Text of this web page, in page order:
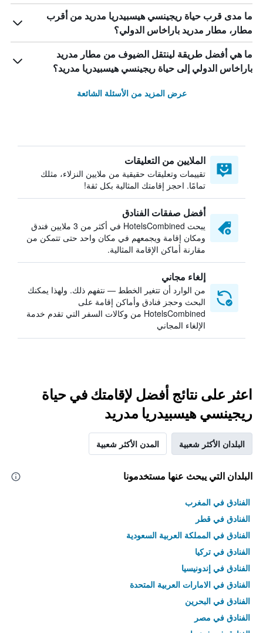
ما مدى قرب حياة ريجينسي هيسبيدريا مدريد من أقرب
مطار، مطار مدريد باراخاس الدولي؟
ما هي أفضل طريقة لينتقل الضيوف من مطار مدريد
باراخاس الدولي إلى حياة ريجينسي هيسبيدريا مدريد؟
عرض المزيد من الأسئلة الشائعة
الملايين من التعليقات
تقييمات وتعليقات حقيقية من ملايين النزلاء، مثلك
تمامًا. احجز إقامتك المثالية بكل ثقة!
أفضل صفقات الفنادق
يبحث HotelsCombined في أكثر من 3 ملايين فندق
ومكان إقامة ويجمعهم في مكان واحد حتى تتمكن من
مقارنة أماكن الإقامة المثالية.
إلغاء مجاني
من الوارد أن تتغير الخطط — نتفهم ذلك. ولهذا يمكنك
البحث وحجز فنادق وأماكن إقامة على
HotelsCombined من وكالات السفر التي تقدم خدمة
الإلغاء المجاني
اعثر على نتائج أفضل لإقامتك في حياة
ريجينسي هيسبيدريا مدريد
البلدان الأكثر شعبية المدن الأكثر شعبية
البلدان التي يبحث عنها مستخدمونا
الفنادق في المغرب
الفنادق في قطر
الفنادق في المملكة العربية السعودية
الفنادق في تركيا
الفنادق في إندونيسيا
الفنادق في الامارات العربية المتحدة
الفنادق في البحرين
الفنادق في مصر